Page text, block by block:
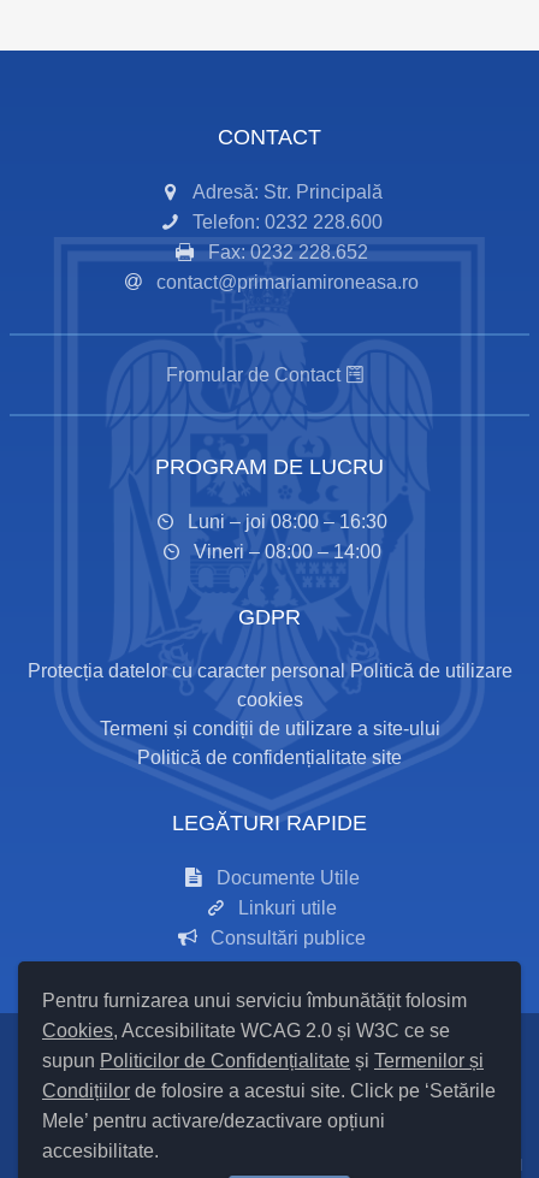
Pentru furnizarea unui serviciu îmbunătățit folosim
Cookies, Accesibilitate WCAG 2.0 și W3C ce se
supun Politicilor de Confidențialitate și Termenilor și
Condițiilor de folosire a acestui site. Click pe ‘Setările
Mele’ pentru activare/dezactivare opțiuni
accesibilitate.
CONTACT
Adresă: Str. Principală
Telefon: 0232 228.600
Fax: 0232 228.652
contact@primariamironeasa.ro
Fromular de Contact
PROGRAM DE LUCRU
Luni – joi 08:00 – 16:30
Vineri – 08:00 – 14:00
GDPR
Protecția datelor cu caracter personal
Politică de utilizare
cookies
Termeni și condiții de utilizare a site-ului
Politică de confidențialitate site
LEGĂTURI RAPIDE
Documente Utile
Linkuri utile
Consultări publice
Setări Cookies și Accesibilitate
Cod Județ 24 / Județul Iași / Tipul UAT – 14 – C – Comună / Codul